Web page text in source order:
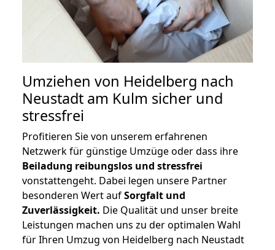
Umziehen von Heidelberg nach
Neustadt am Kulm sicher und
stressfrei
Profitieren Sie von unserem erfahrenen
Netzwerk für günstige Umzüge oder dass ihre
Beiladung reibungslos und stressfrei
vonstattengeht. Dabei legen unsere Partner
besonderen Wert aufSorgfalt und
Zuverlässigkeit. Die Qualität und unser breite
Leistungen machen uns zu der optimalen Wahl
für Ihren Umzug von Heidelberg nach Neustadt